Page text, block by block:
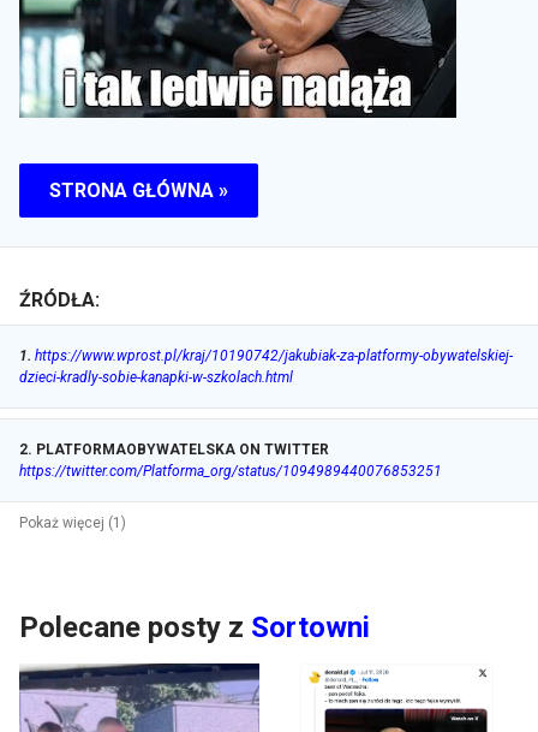
STRONA GŁÓWNA »
ŹRÓDŁA:
1. https://www.wprost.pl/kraj/10190742/jakubiak-za-platformy-obywatelskiej-
dzieci-kradly-sobie-kanapki-w-szkolach.html
2. PLATFORMAOBYWATELSKA ON TWITTER
https://twitter.com/Platforma_org/status/1094989440076853251
Pokaż więcej (1)
Polecane posty z Sortowni